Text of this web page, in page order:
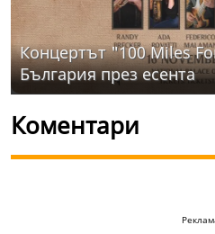
Концертът "100 Miles
България през есента
Коментари